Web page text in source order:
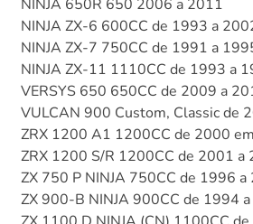
NINJA 650R 650 2006 a 2011
NINJA ZX-6 600CC de 1993 a
NINJA ZX-7 750CC de 1991 a
NINJA ZX-11 1110CC de 1993 a
VERSYS 650 650CC de 2009 a
VULCAN 900 Custom, Classic de
ZRX 1200 A1 1200CC de 2000
ZRX 1200 S/R 1200CC de 2001 a
ZX 750 P NINJA 750CC de 1996 a
ZX 900-B NINJA 900CC de 1994